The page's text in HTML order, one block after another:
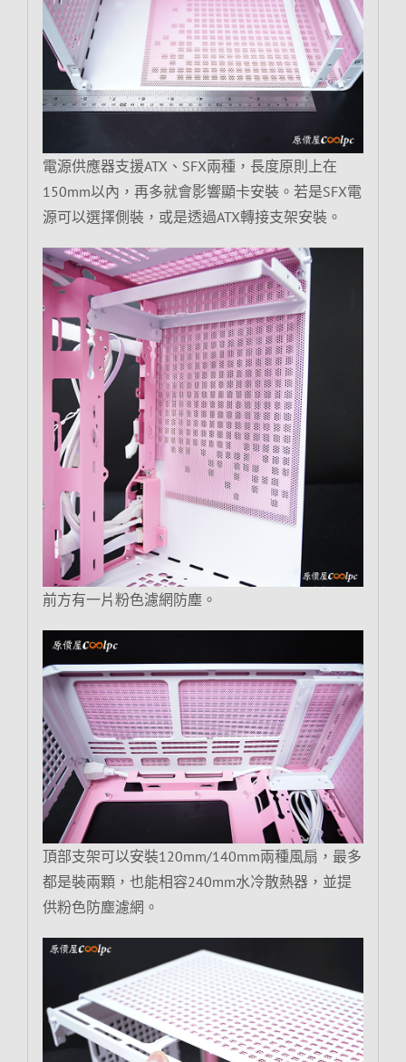
電源供應器支援ATX、SFX兩種，長度原則上在
150mm以內，再多就會影響顯卡安裝。若是SFX電
源可以選擇側裝，或是透過ATX轉接支架安裝。
前方有一片粉色濾網防塵。
頂部支架可以安裝120mm/140mm兩種風扇，最多
都是裝兩顆，也能相容240mm水冷散熱器，並提
供粉色防塵濾網。